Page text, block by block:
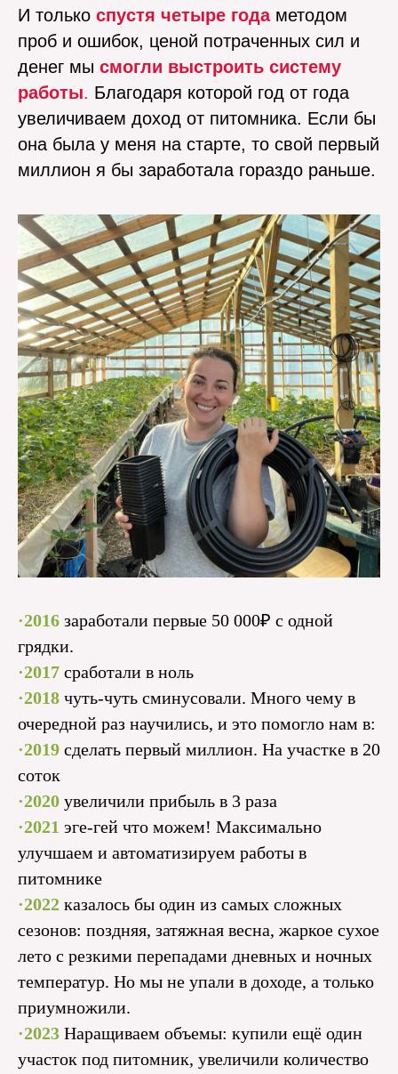
И только спустя четыре года методом
проб и ошибок, ценой потраченных сил и
денег мы смогли выстроить систему
работы. Благодаря которой год от года
увеличиваем доход от питомника. Если бы
она была у меня на старте, то свой первый
миллион я бы заработала гораздо раньше.
·2016 заработали первые 50 000₽ с одной
грядки.
·2017 сработали в ноль
·2018 чуть-чуть сминусовали. Много чему в
очередной раз научились, и это помогло нам в:
·2019 сделать первый миллион. На участке в 20
соток
·2020 увеличили прибыль в 3 раза
·2021 эге-гей что можем! Максимально
улучшаем и автоматизируем работы в
питомнике
·2022 казалось бы один из самых сложных
сезонов: поздняя, затяжная весна, жаркое сухое
лето с резкими перепадами дневных и ночных
температур. Но мы не упали в доходе, а только
приумножили.
·2023 Наращиваем объемы: купили ещё один
участок под питомник, увеличили количество